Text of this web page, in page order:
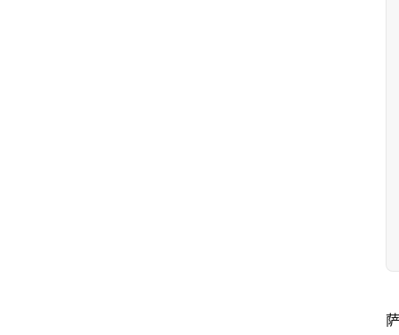
萨